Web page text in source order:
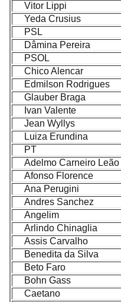
Vitor Lippi
Yeda Crusius
PSL
Dâmina Pereira
PSOL
Chico Alencar
Edmilson Rodrigues
Glauber Braga
Ivan Valente
Jean Wyllys
Luiza Erundina
PT
Adelmo Carneiro Leão
Afonso Florence
Ana Perugini
Andres Sanchez
Angelim
Arlindo Chinaglia
Assis Carvalho
Benedita da Silva
Beto Faro
Bohn Gass
Caetano